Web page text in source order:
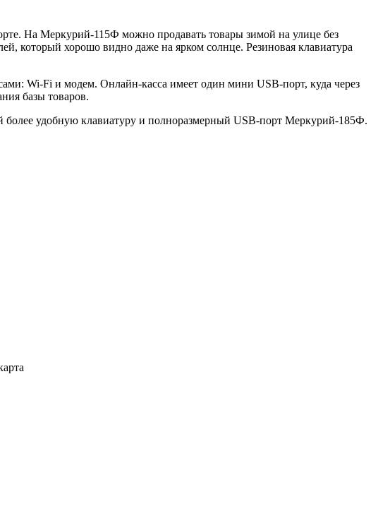
На Меркурий-115Ф можно продавать товары зимой на улице без
который хорошо видно даже на ярком солнце. Резиновая клавиатура
Wi-Fi и модем. Онлайн-касса имеет один мини USB-порт, куда через
базы товаров.
удобную клавиатуру и полноразмерный USB-порт Меркурий-185Ф.